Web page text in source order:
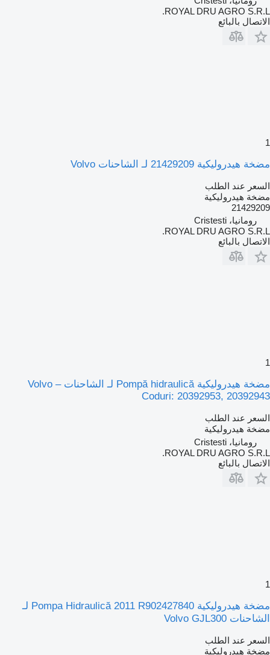
ROYAL DRU AGRO S.R.L.
الاتصال بالبائع
1
مضخة هيدروليكية 21429209 لـ الشاحنات Volvo
السعر عند الطلب
مضخة هيدروليكية
21429209
رومانيا، Cristesti
ROYAL DRU AGRO S.R.L.
الاتصال بالبائع
1
مضخة هيدروليكية Pompă hidraulică لـ الشاحنات Volvo –
Coduri: 20392953, 20392943
السعر عند الطلب
مضخة هيدروليكية
رومانيا، Cristesti
ROYAL DRU AGRO S.R.L.
الاتصال بالبائع
1
مضخة هيدروليكية Pompa Hidraulică 2011 R902427840 لـ
الشاحنات Volvo GJL300
السعر عند الطلب
مضخة هيدروليكية